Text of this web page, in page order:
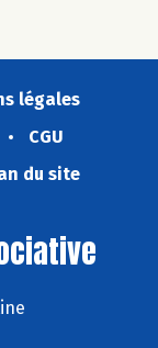
légales
CGU
du site